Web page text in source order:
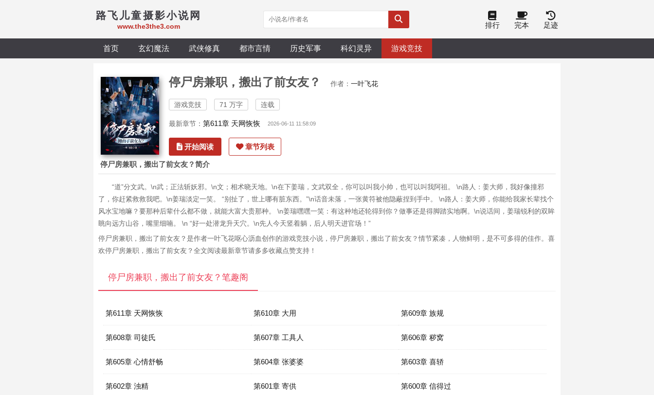
路飞儿童摄影小说网
www.the3the3.com 排行 完本 足迹
首页 玄幻魔法 武侠修真 都市言情 历史军事 科幻灵异 游戏竞技
停尸房兼职，搬出了前女友？ 作者： 一叶飞花
游戏竞技 71 万字 连载
最新章节： 第611章 天网恢恢 2026-06-11 11:58:09
开始阅读 章节列表
停尸房兼职，搬出了前女友？简介
“道”分文武。\n武；正法斩妖邪。\n文；相术晓天地。\n在下姜瑞，文武双全，你可以叫我小帅，也可以叫我阿祖。 \n路人：姜大师，我好像撞邪
了，你赶紧救救我吧。\n姜瑞淡定一笑。 “别扯了，世上哪有脏东西。”\n话音未落，一张黄符被他隐蔽捏到手中。 \n路人：姜大师，你能给我家长辈找个
风水宝地嘛？要那种后辈什么都不做，就能大富大贵那种。 \n姜瑞嘿嘿一笑：有这种地还轮得到你？做事还是得脚踏实地啊。\n说话间，姜瑞锐利的双眸
眺向远方山谷，嘴里细喃。 \n “好一处潜龙升天穴。\n先人今天竖着躺，后人明天进官场！”
停尸房兼职，搬出了前女友？是作者一叶飞花呕心沥血创作的游戏竞技小说，停尸房兼职，搬出了前女友？情节紧凑，人物鲜明，是不可多得的佳作。喜
欢停尸房兼职，搬出了前女友？全文阅读最新章节请多多收藏点赞支持！
停尸房兼职，搬出了前女友？笔趣阁
第611章 天网恢恢 第610章 大用 第609章 族规
第608章 司徒氏 第607章 工具人 第606章 秽窝
第605章 心情舒畅 第604章 张婆婆 第603章 喜轿
第602章 浊精 第601章 寄供 第600章 信得过